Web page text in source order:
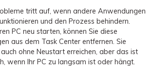
tritt auf, wenn andere Anwendungen
und den Prozess behindern.
PC neu starten, können Sie diese
aus dem Task Center entfernen. Sie
ohne Neustart erreichen, aber das ist
wenn Ihr PC zu langsam ist oder hängt.